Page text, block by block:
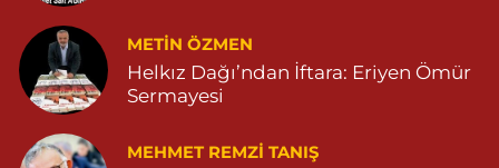
METIN ÖZMEN
Helkız Dağı’ndan İftara: Eriyen Ömür
Sermayesi
MEHMET REMZI TANIŞ